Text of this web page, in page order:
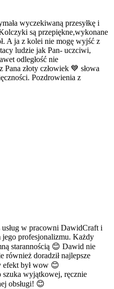
wyczekiwaną przesyłkę i
są przepiękne,wykonane
A ja z kolei nie mogę wyjść z
ludzie jak Pan- uczciwi,
odległość nie
złoty człowiek 💙 słowa
Pozdrowienia z
usług w pracowni DawidCraft i
jego profesjonalizmu. Każdy
starannością 😊 Dawid nie
również doradził najlepsze
efekt był wow 😊
szuka wyjątkowej, ręcznie
obsługi! 😊